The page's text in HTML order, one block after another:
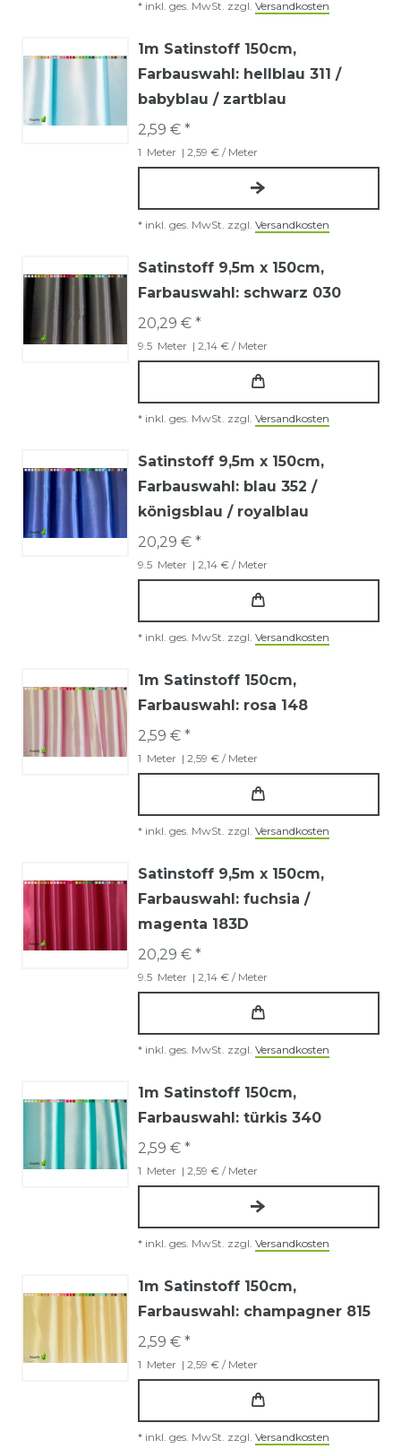
* inkl. ges. MwSt. zzgl. Versandkosten
1m Satinstoff 150cm,
Farbauswahl: hellblau 311 /
babyblau / zartblau
2,59 € *
1 Meter | 2,59 € / Meter
* inkl. ges. MwSt. zzgl. Versandkosten
Satinstoff 9,5m x 150cm,
Farbauswahl: schwarz 030
20,29 € *
9.5 Meter | 2,14 € / Meter
* inkl. ges. MwSt. zzgl. Versandkosten
Satinstoff 9,5m x 150cm,
Farbauswahl: blau 352 /
königsblau / royalblau
20,29 € *
9.5 Meter | 2,14 € / Meter
* inkl. ges. MwSt. zzgl. Versandkosten
1m Satinstoff 150cm,
Farbauswahl: rosa 148
2,59 € *
1 Meter | 2,59 € / Meter
* inkl. ges. MwSt. zzgl. Versandkosten
Satinstoff 9,5m x 150cm,
Farbauswahl: fuchsia /
magenta 183D
20,29 € *
9.5 Meter | 2,14 € / Meter
* inkl. ges. MwSt. zzgl. Versandkosten
1m Satinstoff 150cm,
Farbauswahl: türkis 340
2,59 € *
1 Meter | 2,59 € / Meter
* inkl. ges. MwSt. zzgl. Versandkosten
1m Satinstoff 150cm,
Farbauswahl: champagner 815
2,59 € *
1 Meter | 2,59 € / Meter
* inkl. ges. MwSt. zzgl. Versandkosten